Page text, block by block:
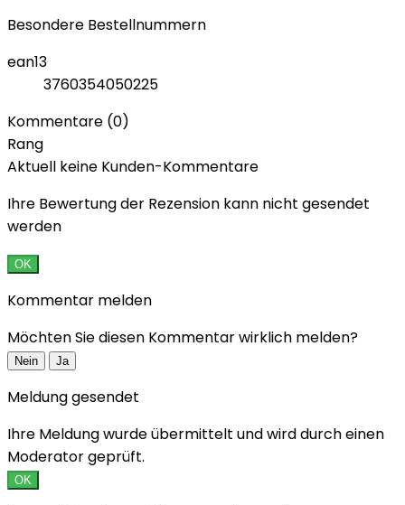
Besondere Bestellnummern
ean13
3760354050225
Kommentare (0)
Rang
Aktuell keine Kunden-Kommentare
Ihre Bewertung der Rezension kann nicht gesendet
werden
OK
Kommentar melden
Möchten Sie diesen Kommentar wirklich melden?
Nein Ja
Meldung gesendet
Ihre Meldung wurde übermittelt und wird durch einen
Moderator geprüft.
OK